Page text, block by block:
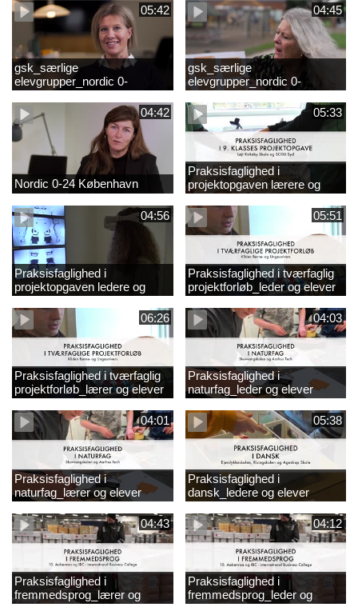
05:42
gsk_særlige
elevgrupper_nordic 0-
24_frederikshavn
04:45
gsk_særlige
elevgrupper_nordic 0-
24_tønder
04:42
Nordic 0-24 København
05:33
Praksisfaglighed i
projektopgaven lærere og
elever
04:56
Praksisfaglighed i
projektopgaven ledere og
elever
05:51
Praksisfaglighed i tværfaglig
projektforløb_leder og elever
06:26
Praksisfaglighed i tværfaglig
projektforløb_lærer og elever
04:03
Praksisfaglighed i
naturfag_leder og elever
04:01
Praksisfaglighed i
naturfag_lærer og elever
05:38
Praksisfaglighed i
dansk_ledere og elever
04:43
Praksisfaglighed i
fremmedsprog_lærer og
elever
04:12
Praksisfaglighed i
fremmedsprog_leder og
elever